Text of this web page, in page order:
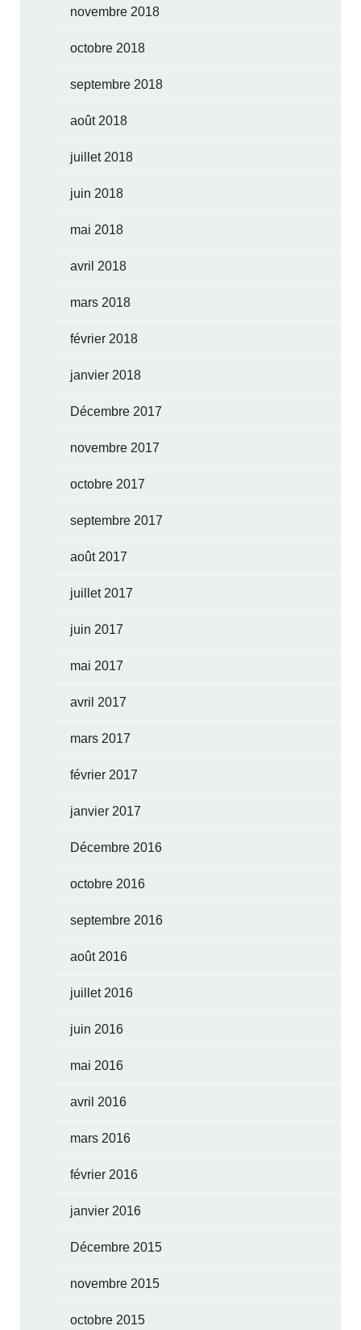
novembre 2018
octobre 2018
septembre 2018
août 2018
juillet 2018
juin 2018
mai 2018
avril 2018
mars 2018
février 2018
janvier 2018
Décembre 2017
novembre 2017
octobre 2017
septembre 2017
août 2017
juillet 2017
juin 2017
mai 2017
avril 2017
mars 2017
février 2017
janvier 2017
Décembre 2016
octobre 2016
septembre 2016
août 2016
juillet 2016
juin 2016
mai 2016
avril 2016
mars 2016
février 2016
janvier 2016
Décembre 2015
novembre 2015
octobre 2015